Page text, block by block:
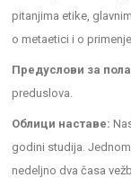
pitanjima etike,
o metaetici i o
Предуслови за
preduslova.
Облици наставе:
godini studija.
nedeljno dva časa